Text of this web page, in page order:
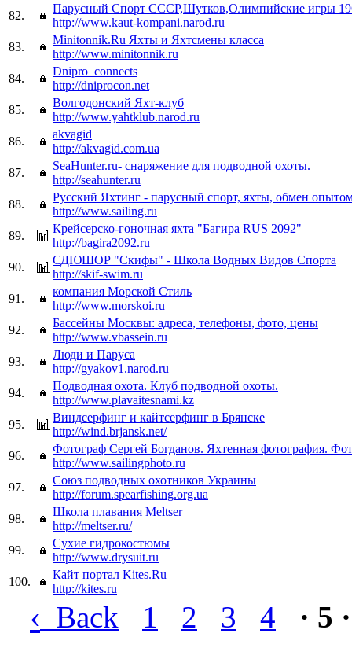
82.
Парусный Спорт СССР,Шутков,Олимпийские игры
http://www.kaut-kompani.narod.ru
83.
Minitonnik.Ru Яхты и Яхтсмены класса
http://www.minitonnik.ru
84.
Dnipro_connects
http://dniprocon.net
85.
Волгодонский Яхт-клуб
http://www.yahtklub.narod.ru
86.
akvagid
http://akvagid.com.ua
87.
SeaHunter.ru- снаряжение для подводной охоты.
http://seahunter.ru
88.
Русский Яхтинг - парусный спорт, яхты, обмен
http://www.sailing.ru
89.
Крейсерско-гоночная яхта "Багира RUS 2092"
http://bagira2092.ru
90.
СДЮШОР "Скифы" - Школа Водных Видов Спорта
http://skif-swim.ru
91.
компания Морской Стиль
http://www.morskoi.ru
92.
Бассейны Москвы: адреса, телефоны, фото, цены
http://www.vbassein.ru
93.
Люди и Паруса
http://gyakov1.narod.ru
94.
Подводная охота. Клуб подводной охоты.
http://www.plavaitesnami.kz
95.
Виндсерфинг и кайтсерфинг в Брянске
http://wind.brjansk.net/
96.
Фотограф Сергей Богданов. Яхтенная фотография.
http://www.sailingphoto.ru
97.
Союз подводных охотников Украины
http://forum.spearfishing.org.ua
98.
Школа плавания Meltser
http://meltser.ru/
99.
Сухие гидрокостюмы
http://www.drysuit.ru
100.
Кайт портал Kites.Ru
http://kites.ru
‹ Back 1 2 3 4 · 5 ·